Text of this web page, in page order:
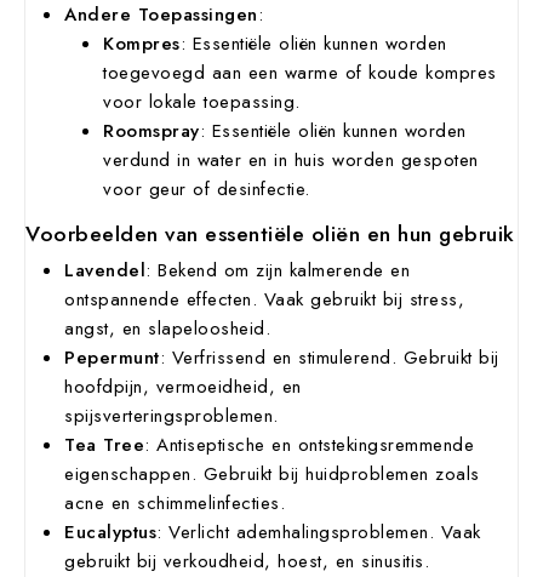
Andere Toepassingen:
Kompres: Essentiële oliën kunnen worden
toegevoegd aan een warme of koude kompres
voor lokale toepassing.
Roomspray: Essentiële oliën kunnen worden
verdund in water en in huis worden gespoten
voor geur of desinfectie.
Voorbeelden van essentiële oliën en hun gebruik
Lavendel: Bekend om zijn kalmerende en
ontspannende effecten. Vaak gebruikt bij stress,
angst, en slapeloosheid.
Pepermunt: Verfrissend en stimulerend. Gebruikt bij
hoofdpijn, vermoeidheid, en
spijsverteringsproblemen.
Tea Tree: Antiseptische en ontstekingsremmende
eigenschappen. Gebruikt bij huidproblemen zoals
acne en schimmelinfecties.
Eucalyptus: Verlicht ademhalingsproblemen. Vaak
gebruikt bij verkoudheid, hoest, en sinusitis.